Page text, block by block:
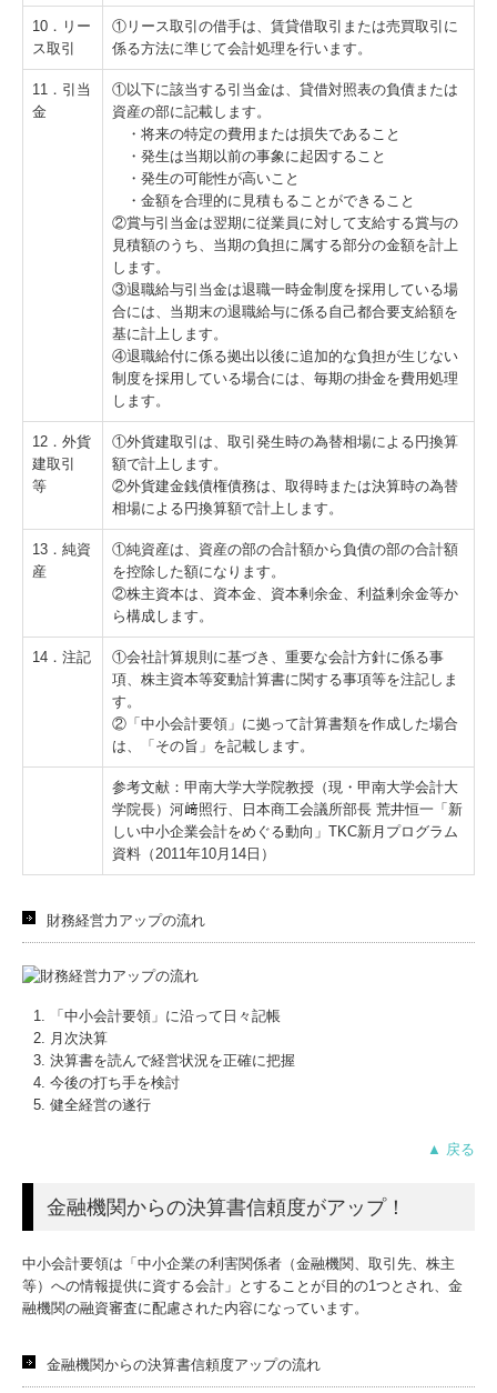
10．リー
ス取引
①リース取引の借手は、賃貸借取引または売買取引に
係る方法に準じて会計処理を行います。
11．引当
金
①以下に該当する引当金は、貸借対照表の負債または
資産の部に記載します。
・将来の特定の費用または損失であること
・発生は当期以前の事象に起因すること
・発生の可能性が高いこと
・金額を合理的に見積もることができること
②賞与引当金は翌期に従業員に対して支給する賞与の
見積額のうち、当期の負担に属する部分の金額を計上
します。
③退職給与引当金は退職一時金制度を採用している場
合には、当期末の退職給与に係る自己都合要支給額を
基に計上します。
④退職給付に係る拠出以後に追加的な負担が生じない
制度を採用している場合には、毎期の掛金を費用処理
します。
12．外貨
建取引
等
①外貨建取引は、取引発生時の為替相場による円換算
額で計上します。
②外貨建金銭債権債務は、取得時または決算時の為替
相場による円換算額で計上します。
13．純資
産
①純資産は、資産の部の合計額から負債の部の合計額
を控除した額になります。
②株主資本は、資本金、資本剰余金、利益剰余金等か
ら構成します。
14．注記
①会社計算規則に基づき、重要な会計方針に係る事
項、株主資本等変動計算書に関する事項等を注記しま
す。
②「中小会計要領」に拠って計算書類を作成した場合
は、「その旨」を記載します。
参考文献：甲南大学大学院教授（現・甲南大学会計大
学院長）河﨑照行、日本商工会議所部長 荒井恒一「新
しい中小企業会計をめぐる動向」TKC新月プログラム
資料（2011年10月14日）
財務経営力アップの流れ
「中小会計要領」に沿って日々記帳
月次決算
決算書を読んで経営状況を正確に把握
今後の打ち手を検討
健全経営の遂行
▲ 戻る
金融機関からの決算書信頼度がアップ！
中小会計要領は「中小企業の利害関係者（金融機関、取引先、株主
等）への情報提供に資する会計」とすることが目的の1つとされ、金
融機関の融資審査に配慮された内容になっています。
金融機関からの決算書信頼度アップの流れ